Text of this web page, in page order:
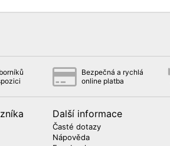
Bezpečná a rychlá
online platba
Další informace
Časté dotazy
Nápověda